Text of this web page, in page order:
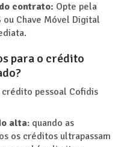
contrato: Opte pela
ou Chave Móvel Digital
para o crédito
pessoal Cofidis
alta: quando as
os créditos ultrapassam